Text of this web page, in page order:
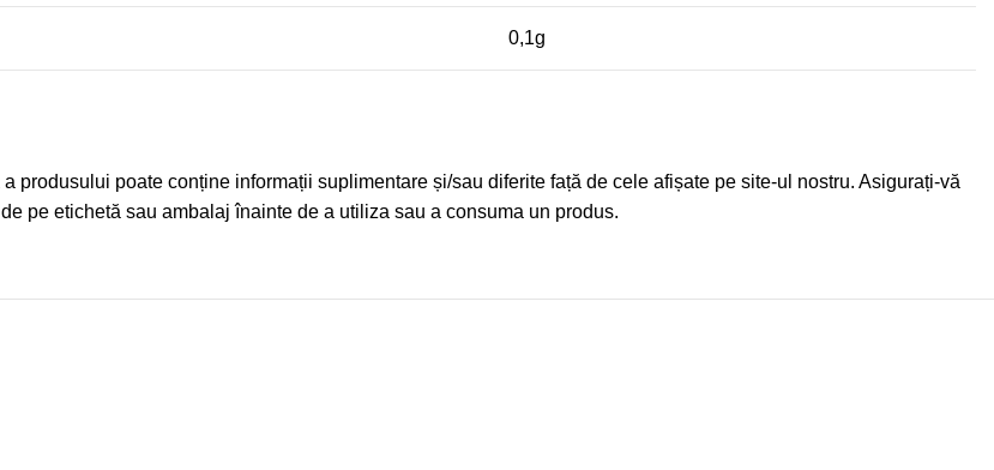
0,1g
produsului poate conține informații suplimentare și/sau diferite față de cele afișate pe site-ul nostru. Asigurați-vă
pe etichetă sau ambalaj înainte de a utiliza sau a consuma un produs.